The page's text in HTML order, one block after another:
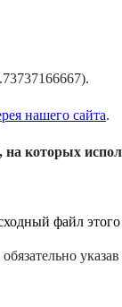
нашего сайта.
которых
файл